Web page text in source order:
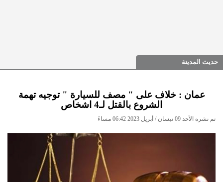
حديث المدينة
عمان : خلاف على " مصف للسيارة " توجيه تهمة
الشروع بالقتل لـ4 اشخاص
تم نشره الأحد 09 نيسان / أبريل 2023 06:42 مساءً